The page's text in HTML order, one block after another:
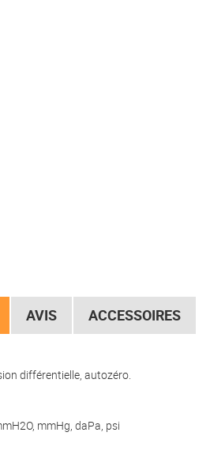
AVIS ACCESSOIRES
différentielle, autozéro.
mmHg, daPa, psi